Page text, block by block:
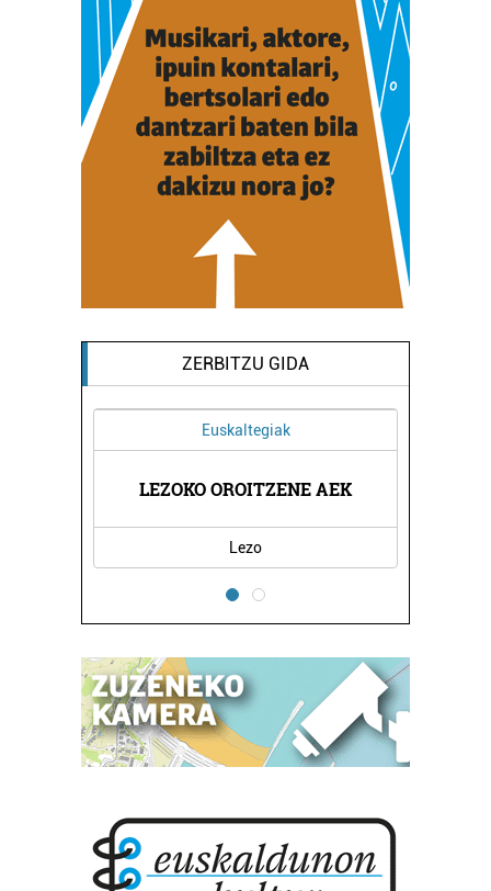
ZERBITZU GIDA
Euskaltegiak
LEZOKO OROITZENE AEK
Lezo